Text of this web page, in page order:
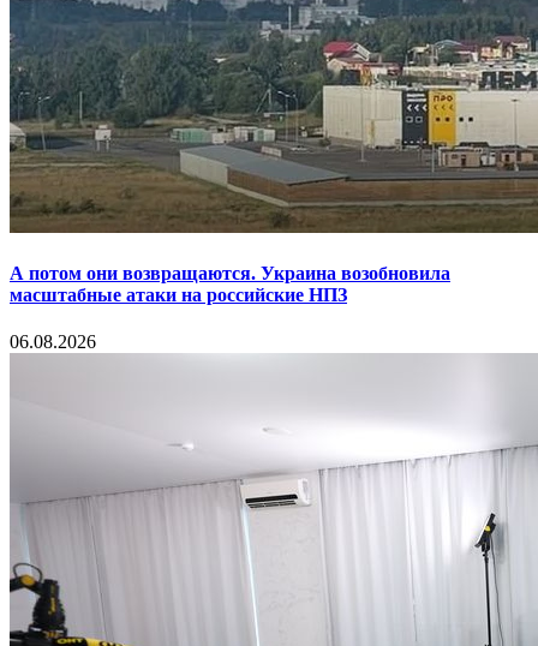
А потом они возвращаются. Украина возобновила
масштабные атаки на российские НПЗ
06.08.2026